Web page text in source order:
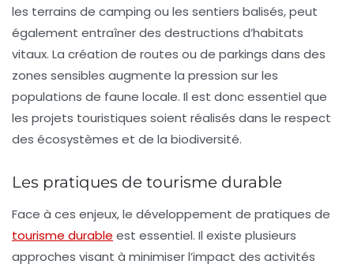
les terrains de camping ou les sentiers balisés, peut
également entraîner des destructions d’habitats
vitaux. La création de routes ou de parkings dans des
zones sensibles augmente la pression sur les
populations de faune locale. Il est donc essentiel que
les projets touristiques soient réalisés dans le respect
des écosystèmes et de la biodiversité.
Les pratiques de tourisme durable
Face à ces enjeux, le développement de pratiques de
tourisme durable est essentiel. Il existe plusieurs
approches visant à minimiser l’impact des activités